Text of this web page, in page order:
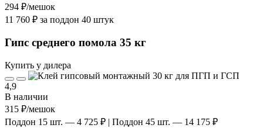
294 ₽/мешок
11 760 ₽ за поддон 40 штук
Гипс среднего помола 35 кг
Купить у дилера
4,9
В наличии
315 ₽/мешок
Поддон 15 шт. — 4 725 ₽ | Поддон 45 шт. — 14 175 ₽